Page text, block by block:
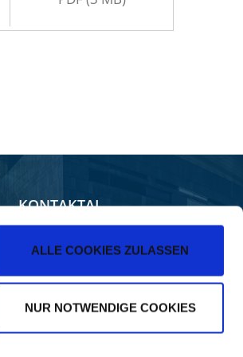
ALLE COOKIES ZULASSEN
NUR NOTWENDIGE COOKIES
KONTAKTAI
Pardavimas
Kontaktai